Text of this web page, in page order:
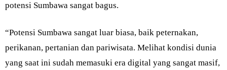
potensi Sumbawa sangat bagus.
“Potensi Sumbawa sangat luar biasa, baik peternakan,
perikanan, pertanian dan pariwisata. Melihat kondisi dunia
yang saat ini sudah memasuki era digital yang sangat masif,